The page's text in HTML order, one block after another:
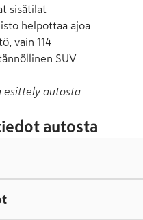
sisätilat
helpottaa ajoa
vain 114
SUV
esittely autosta
autosta